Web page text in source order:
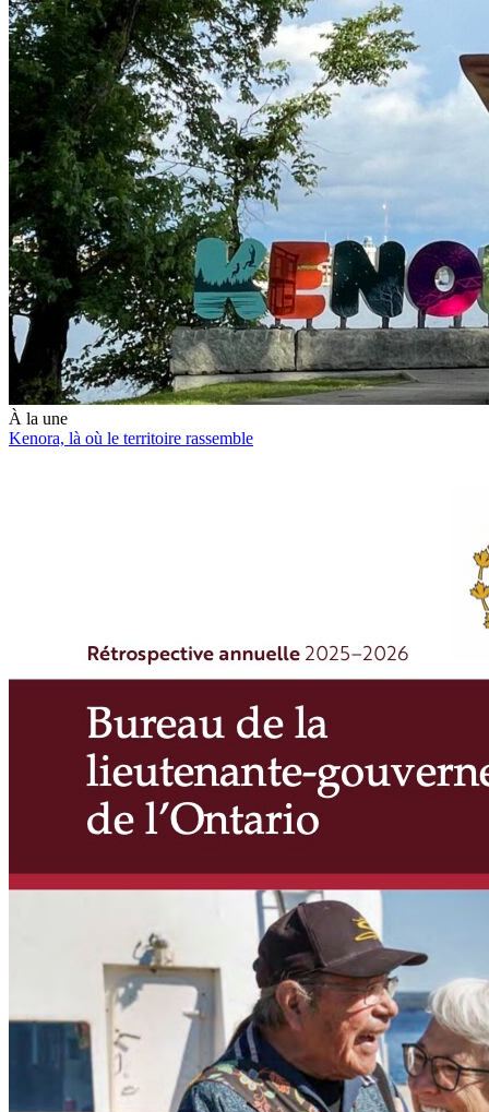
À la une
Kenora, là où le territoire rassemble